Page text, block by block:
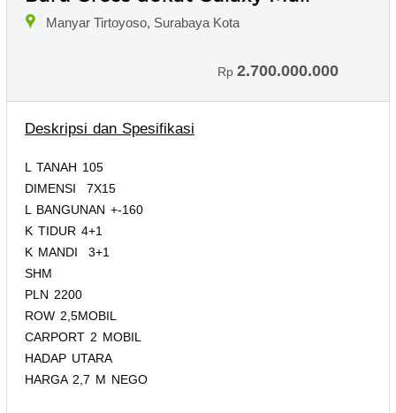
Manyar Tirtoyoso, Surabaya Kota
Rp 2.700.000.000
Deskripsi dan Spesifikasi
L TANAH 105
DIMENSI 7X15
L BANGUNAN +-160
K TIDUR 4+1
K MANDI 3+1
SHM
PLN 2200
ROW 2,5MOBIL
CARPORT 2 MOBIL
HADAP UTARA
HARGA 2,7 M NEGO